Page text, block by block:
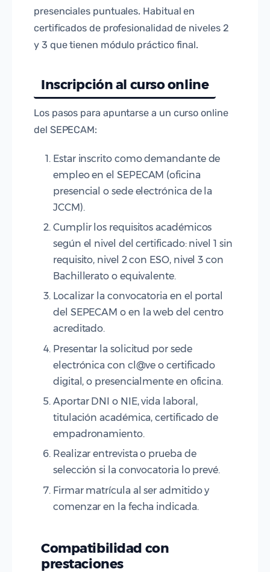
presenciales puntuales. Habitual en
certificados de profesionalidad de niveles 2
y 3 que tienen módulo práctico final.
Inscripción al curso online
Los pasos para apuntarse a un curso online
del SEPECAM:
Estar inscrito como demandante de
empleo en el SEPECAM (oficina
presencial o sede electrónica de la
JCCM).
Cumplir los requisitos académicos
según el nivel del certificado: nivel 1 sin
requisito, nivel 2 con ESO, nivel 3 con
Bachillerato o equivalente.
Localizar la convocatoria en el portal
del SEPECAM o en la web del centro
acreditado.
Presentar la solicitud por sede
electrónica con cl@ve o certificado
digital, o presencialmente en oficina.
Aportar DNI o NIE, vida laboral,
titulación académica, certificado de
empadronamiento.
Realizar entrevista o prueba de
selección si la convocatoria lo prevé.
Firmar matrícula al ser admitido y
comenzar en la fecha indicada.
Compatibilidad con
prestaciones